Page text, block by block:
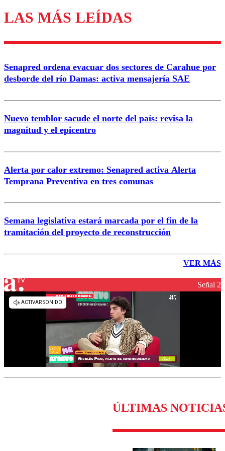
Enviar comentario
LAS MÁS LEÍDAS
Senapred ordena evacuar dos sectores de Carahue por
desborde del río Damas: activa mensajería SAE
Nuevo temblor sacude el norte del país: revisa la
magnitud y el epicentro
Alerta por calor extremo: Senapred activa Alerta
Temprana Preventiva en tres comunas
Semana legislativa estará marcada por el fin de la
tramitación del proyecto de reconstrucción
VER MÁS
Señal 2
ÚLTIMAS